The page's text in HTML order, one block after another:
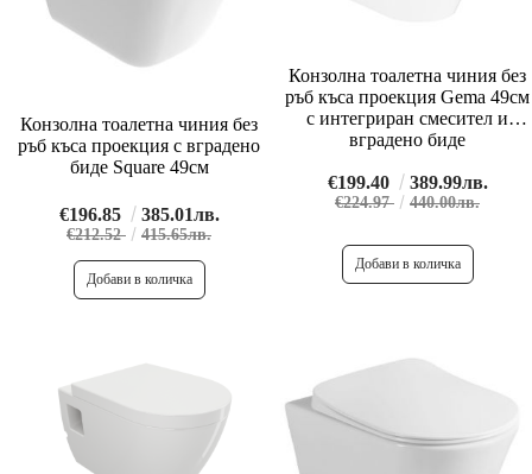
Конзолна тоалетна чиния без
ръб къса проекция с вградено
биде Square 49см
€196.85 385.01лв.
€212.52 415.65лв.
Конзолна тоалетна чиния без
ръб къса проекция Gema 49см
с интегриран смесител и
вградено биде
€199.40 389.99лв.
€224.97 440.00лв.